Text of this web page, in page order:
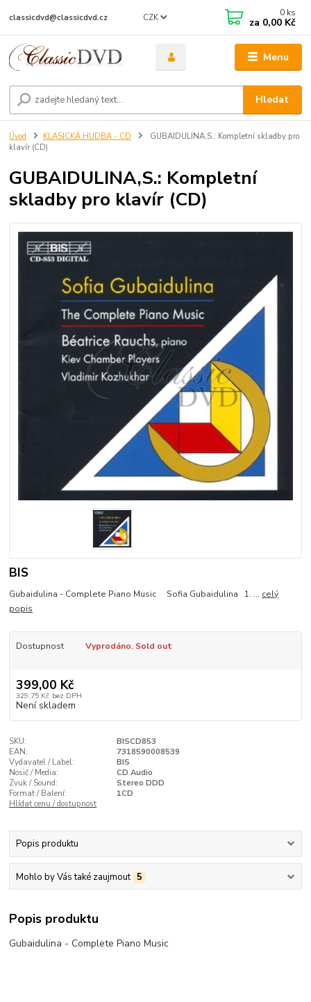
Menu
CZK
Hledat
classicdvd@classicdvd.cz 0 ks
za 0,00 Kč
Úvod KLASICKÁ HUDBA - CD
GUBAIDULINA,S.: Kompletní skladby pro
klavír (CD)
GUBAIDULINA,S.: Kompletní
skladby pro klavír (CD)
BIS
Gubaidulina - Complete Piano Music Sofia Gubaidulina 1. ... celý
popis
Dostupnost Vyprodáno. Sold out
399,00 Kč
329,75 Kč bez DPH
Není skladem
SKU:
BISCD853
EAN:
7318590008539
Vydavatel / Label:
BIS
Nosič / Media:
CD Audio
Zvuk / Sound:
Stereo DDD
Format / Balení:
1CD
Hlídat cenu / dostupnost
Popis produktu
Mohlo by Vás také zaujmout 5
Popis produktu
Gubaidulina - Complete Piano Music